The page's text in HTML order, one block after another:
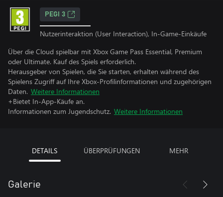
PEGI 3
Nutzerinteraktion (User Interaction), In-Game-Einkäufe
Über die Cloud spielbar mit Xbox Game Pass Essential, Premium
oder Ultimate. Kauf des Spiels erforderlich.
Herausgeber von Spielen, die Sie starten, erhalten während des
Spielens Zugriff auf Ihre Xbox-Profilinformationen und zugehörigen
Daten. Weitere Informationen
+Bietet In-App-Käufe an.
Informationen zum Jugendschutz. Weitere Informationen
DETAILS ÜBERPRÜFUNGEN MEHR
Galerie